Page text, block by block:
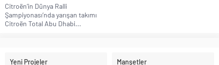
Citroën’in Dünya Ralli
Şampiyonası’nda yarışan takımı
Citroën Total Abu Dhabi...
Yeni Projeler Manşetler